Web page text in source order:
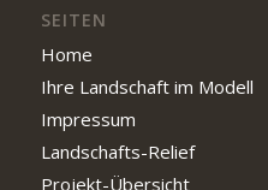
SEITEN
Home
Ihre Landschaft im Modell
Impressum
Landschafts-Relief
Projekt-Übersicht